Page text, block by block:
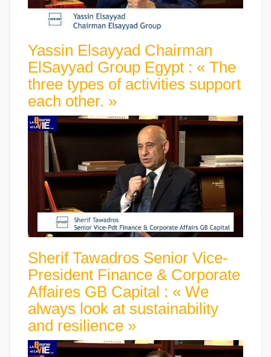
Yassin Elsayyad Chairman
ElSayyad Group Egypt : « The
three types of activities support
each other. »
Sherif Tawadros Senior Vice-
President Finance & Corporate
Affaires GB Capital : « We
always look at sustainability
and resilience »